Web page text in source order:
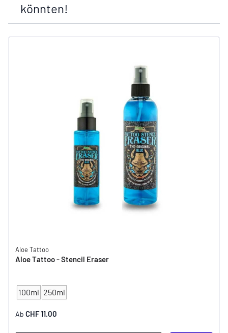
könnten!
Aloe Tattoo
Aloe Tattoo - Stencil Eraser
INHALT
100ml 250ml
Ab CHF 11.00